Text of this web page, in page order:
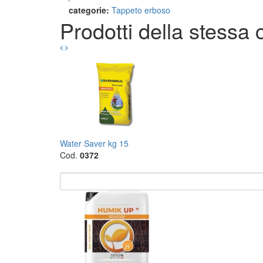
categorie: Tappeto erboso
Prodotti della stessa
Water Saver kg 15
Cod. 0372